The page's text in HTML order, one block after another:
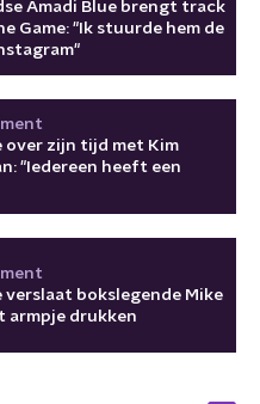
Amadi Blue brengt track
Game: "Ik stuurde hem de
over zijn tijd met Kim
"Iedereen heeft een
verslaat bokslegende Mike
armpje drukken